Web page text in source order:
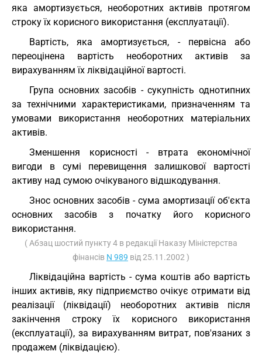
яка амортизується, необоротних активів протягом
строку їх корисного використання (експлуатації).
Вартість, яка амортизується, - первісна або
переоцінена вартість необоротних активів за
вирахуванням їх ліквідаційної вартості.
Група основних засобів - сукупність однотипних
за технічними характеристиками, призначенням та
умовами використання необоротних матеріальних
активів.
Зменшення корисності - втрата економічної
вигоди в сумі перевищення залишкової вартості
активу над сумою очікуваного відшкодування.
Знос основних засобів - сума амортизації об'єкта
основних засобів з початку його корисного
використання.
( Абзац шостий пункту 4 в редакції Наказу Міністерства
фінансів N 989 від 25.11.2002 )
Ліквідаційна вартість - сума коштів або вартість
інших активів, яку підприємство очікує отримати від
реалізації (ліквідації) необоротних активів після
закінчення строку їх корисного використання
(експлуатації), за вирахуванням витрат, пов'язаних з
продажем (ліквідацією).